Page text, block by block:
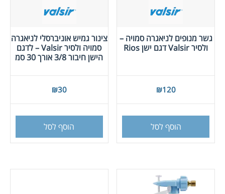
גשר מנופים לניאגרה סמויה –
ולסיר Valsir דגם ישן Rios
₪120
הוסף לסל
צינור גמיש אוניברסלי לניאגרה
סמויה ולסיר Valsir – לדגם
הישן חיבור 3/8 אורך 30 סמ
₪30
הוסף לסל